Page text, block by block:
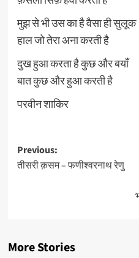
मुझ से भी उस का है वैसा ही सुलूक
हाल जो तेरा अना करती है
दुख हुआ करता है कुछ और बयाँ
बात कुछ और हुआ करती है
परवीन शाकिर
Post
navigation
Previous:
तीसरी क़सम – फणीश्वरनाथ रेणु
More Stories